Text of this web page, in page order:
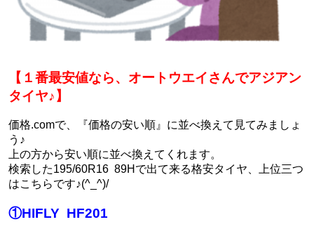
【１番最安値なら、オートウエイさんでアジアン
タイヤ♪】
価格.comで、『価格の安い順』に並べ換えて見てみましょ
う♪
上の方から安い順に並べ換えてくれます。
検索した195/60R16 89Hで出て来る格安タイヤ、上位三つ
はこちらです♪(^_^)/
①HIFLY HF201